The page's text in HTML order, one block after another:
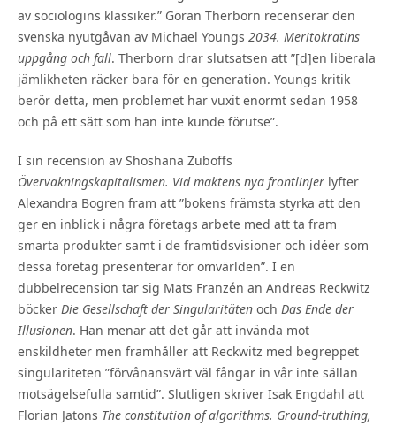
av sociologins klassiker.” Göran Therborn recenserar den
svenska nyutgåvan av Michael Youngs 2034. Meritokratins
uppgång och fall. Therborn drar slutsatsen att ”[d]en liberala
jämlikheten räcker bara för en generation. Youngs kritik
berör detta, men problemet har vuxit enormt sedan 1958
och på ett sätt som han inte kunde förutse”.
I sin recension av Shoshana Zuboffs
Övervakningskapitalismen. Vid maktens nya frontlinjerlyfter
Alexandra Bogren fram att ”bokens främsta styrka att den
ger en inblick i några företags arbete med att ta fram
smarta produkter samt i de framtidsvisioner och idéer som
dessa företag presenterar för omvärlden”. I en
dubbelrecension tar sig Mats Franzén an Andreas Reckwitz
böcker Die Gesellschaft der Singularitätenoch Das Ende der
Illusionen. Han menar att det går att invända mot
enskildheter men framhåller att Reckwitz med begreppet
singulariteten ”förvånansvärt väl fångar in vår inte sällan
motsägelsefulla samtid”. Slutligen skriver Isak Engdahl att
Florian Jatons The constitution of algorithms. Ground-truthing,